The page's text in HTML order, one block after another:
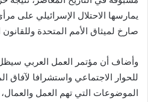
يمارسها الاحتلال الإسرائيلي على
صارخ لميثاق الأمم المتحدة وللقانون
وأضاف أن مؤتمر العمل العربي
للحوار الاجتماعي واستشرافا لآفاق
الموضوعات التي تهم العمل والعمال،